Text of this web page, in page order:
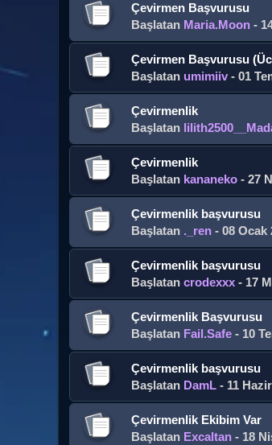
Çevirmen Başvurusu
Başlatan Maria.Moon -
Çevirmen Başvurusu
Başlatan umimiiv - 01
Çevirmenlik
Başlatan
Çevirmenlik
Başlatan kananeko - 27
Çevirmenlik başvurusu
Başlatan ._ren - 08 Ocak
Çevirmenlik başvurusu
Başlatan crodexxx - 17
Çevirmenlik Başvurusu
Başlatan Fail.Safe - 10
Çevirmenlik başvurusu
Başlatan DamL - 11
Çevirmenlik Ekibim Var
Başlatan Excaltan - 18